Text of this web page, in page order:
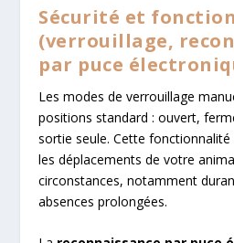
Sécurité et
(verrouillage,
par puce
Les modes de verrouillage
positions standard : ouvert,
sortie seule. Cette
les déplacements de votre
circonstances, notamment
absences prolongées.